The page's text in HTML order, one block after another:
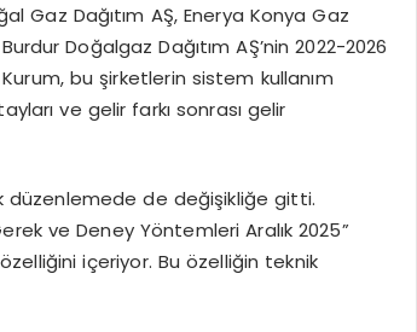
Gaz Dağıtım AŞ, Enerya Konya Gaz
Doğalgaz Dağıtım AŞ’nin 2022-2026
bu şirketlerin sistem kullanım
ve gelir farkı sonrası gelir
düzenlemede de değişikliğe gitti.
ve Deney Yöntemleri Aralık 2025”
içeriyor. Bu özelliğin teknik